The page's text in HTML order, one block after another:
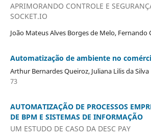
APRIMORANDO CONTROLE E
SOCKET.IO
João Mateus Alves Borges de Melo, Fernando
Automatização de ambiente no
Arthur Bernardes Queiroz, Juliana Lilis da Silva
73
AUTOMATIZAÇÃO DE PROCESSOS
DE BPM E SISTEMAS DE INFORMAÇÃO
UM ESTUDO DE CASO DA DESC PAY